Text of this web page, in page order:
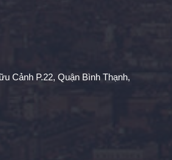
Cảnh P.22, Quận Bình Thạnh,